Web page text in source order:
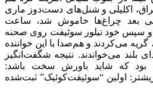
اکلیلی و شنل‌های دست‌دوز ماری
بعد چراغ‌ها خاموش شد، ساعت
سپس خود تیلور سوئیفت روی صحنه
گریه می‌کردند و هم‌صدا با این خواننده
بلند می‌خواندند. نتیجه شگفت‌انگیز
بود که شاید باورش سخت باشد:
به بزرگی ۲.۳ ریشتر: اولین “سوئیفت‌کوئیک” ثبت‌شده